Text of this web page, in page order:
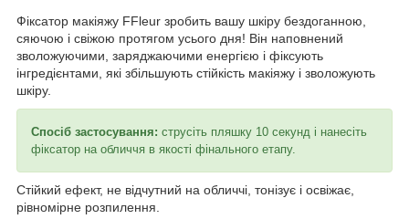
Фіксатор макіяжу FFleur зробить вашу шкіру бездоганною,
сяючою і свіжою протягом усього дня! Він наповнений
зволожуючими, заряджаючими енергією і фіксують
інгредієнтами, які збільшують стійкість макіяжу і зволожують
шкіру.
Спосіб застосування: струсіть пляшку 10 секунд і нанесіть
фіксатор на обличчя в якості фінального етапу.
Стійкий ефект, не відчутний на обличчі, тонізує і освіжає,
рівномірне розпилення.